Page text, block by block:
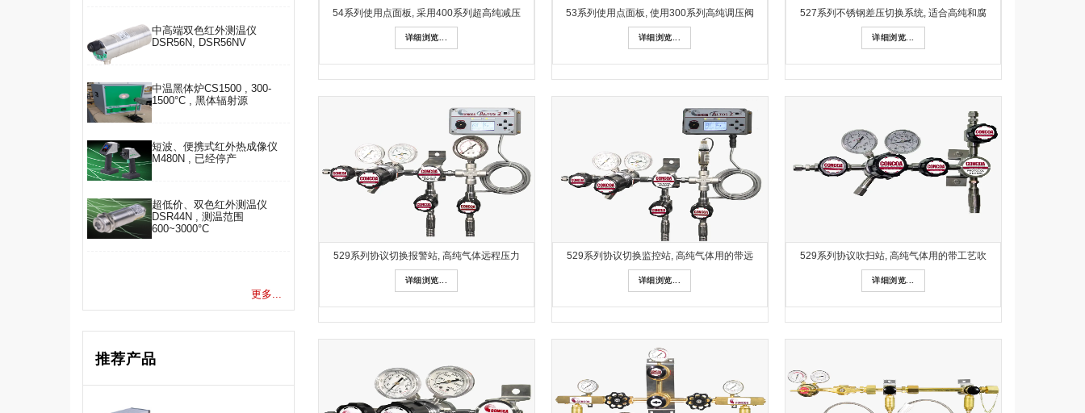
中高端双色红外测温仪
DSR56N, DSR56NV
中温黑体炉CS1500 , 300-
1500°C , 黑体辐射源
短波、便携式红外热成像仪
M480N , 已经停产
超低价、双色红外测温仪
DSR44N , 测温范围
600~3000°C
更多...
推荐产品
54系列使用点面板, 采用400系列超高纯减压
详细浏览...
53系列使用点面板, 使用300系列高纯调压阀
详细浏览...
527系列不锈钢差压切换系统, 适合高纯和腐
详细浏览...
529系列协议切换报警站, 高纯气体远程压力
详细浏览...
529系列协议切换监控站, 高纯气体用的带远
详细浏览...
529系列协议吹扫站, 高纯气体用的带工艺吹
详细浏览...